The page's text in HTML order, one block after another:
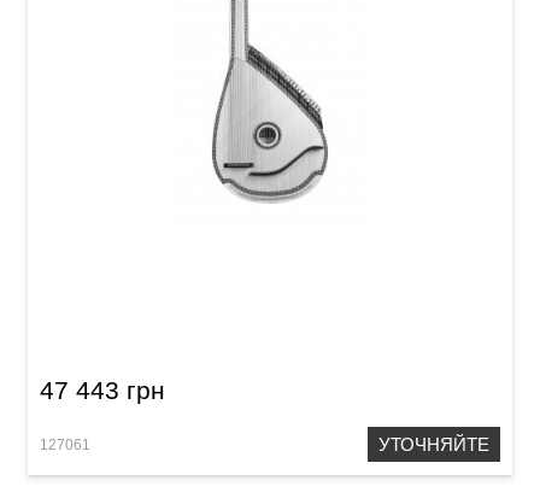
47 443 грн
127061 УТОЧНЯЙТЕ